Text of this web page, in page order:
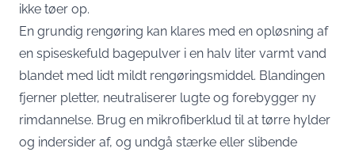
ikke tøer op.
En grundig rengøring kan klares med en opløsning af
en spiseskefuld bagepulver i en halv liter varmt vand
blandet med lidt mildt rengøringsmiddel. Blandingen
fjerner pletter, neutraliserer lugte og forebygger ny
rimdannelse. Brug en mikrofiberklud til at tørre hylder
og indersider af, og undgå stærke eller slibende